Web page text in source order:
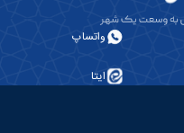
واتساپ
ایتا